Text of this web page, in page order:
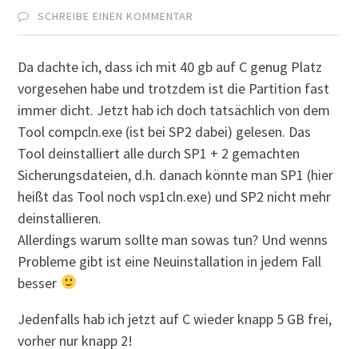
SCHREIBE EINEN KOMMENTAR
Da dachte ich, dass ich mit 40 gb auf C genug Platz
vorgesehen habe und trotzdem ist die Partition fast
immer dicht. Jetzt hab ich doch tatsächlich von dem
Tool compcln.exe (ist bei SP2 dabei) gelesen. Das
Tool deinstalliert alle durch SP1 + 2 gemachten
Sicherungsdateien, d.h. danach könnte man SP1 (hier
heißt das Tool noch vsp1cln.exe) und SP2 nicht mehr
deinstallieren.
Allerdings warum sollte man sowas tun? Und wenns
Probleme gibt ist eine Neuinstallation in jedem Fall
besser
Jedenfalls hab ich jetzt auf C wieder knapp 5 GB frei,
vorher nur knapp 2!